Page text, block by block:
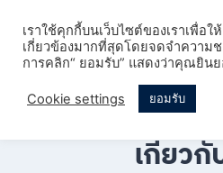
เกี่ยวกั
เราใช้คุกกี้บนเว็บไซต์ของเราเพื่อ
เกี่ยวข้องมากที่สุดโดยจดจำความ
การคลิก“ ยอมรับ” แสดงว่าคุณยิน
Cookie settings ยอมรับ